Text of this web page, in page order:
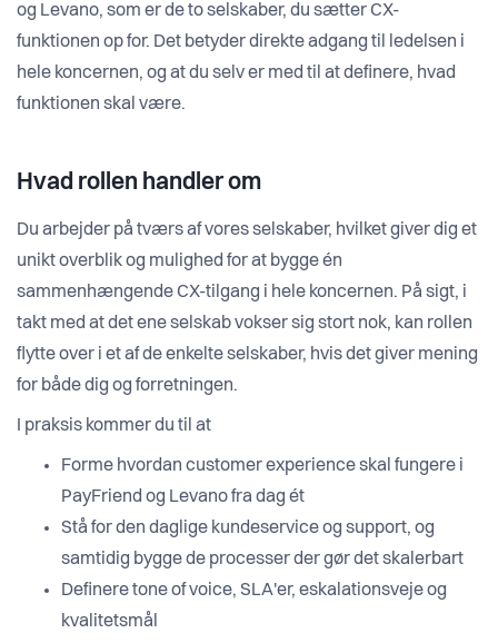
og Levano, som er de to selskaber, du sætter CX-
funktionen op for. Det betyder direkte adgang til ledelsen i
hele koncernen, og at du selv er med til at definere, hvad
funktionen skal være.
Hvad rollen handler om
Du arbejder på tværs af vores selskaber, hvilket giver dig et
unikt overblik og mulighed for at bygge én
sammenhængende CX-tilgang i hele koncernen. På sigt, i
takt med at det ene selskab vokser sig stort nok, kan rollen
flytte over i et af de enkelte selskaber, hvis det giver mening
for både dig og forretningen.
I praksis kommer du til at
Forme hvordan customer experience skal fungere i
PayFriend og Levano fra dag ét
Stå for den daglige kundeservice og support, og
samtidig bygge de processer der gør det skalerbart
Definere tone of voice, SLA'er, eskalationsveje og
kvalitetsmål